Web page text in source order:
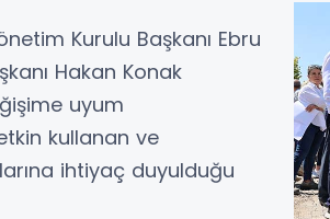
Kurulu Başkanı Ebru
Hakan Konak
uyum
kullanan ve
ihtiyaç duyulduğu